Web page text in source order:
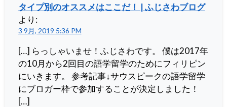
タイプ別のオススメはここだ！ | ふじさわブログ
より:
3 9月, 2019 5:36 PM
[…] らっしゃいませ！ふじさわです。 僕は2017年
の10月から2回目の語学留学のためにフィリピン
にいきます。 参考記事↓サウスピークの語学留学
にブロガー枠で参加することが決定しました！
[…]